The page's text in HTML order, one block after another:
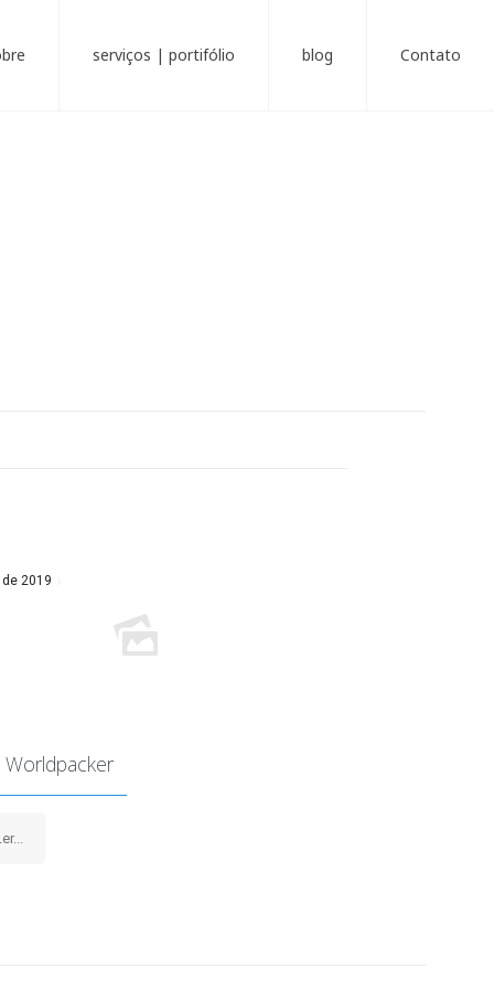
serviços | portifólio blog Contato
2019
Worldpacker